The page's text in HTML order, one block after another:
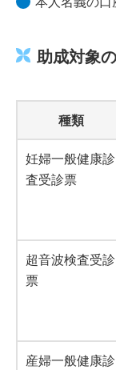
助成対象
種類
妊婦一般健康診
査受診票
超音波検査受診
票
産婦一般健康診